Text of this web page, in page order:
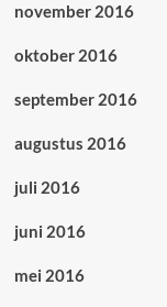
november 2016
oktober 2016
september 2016
augustus 2016
juli 2016
juni 2016
mei 2016